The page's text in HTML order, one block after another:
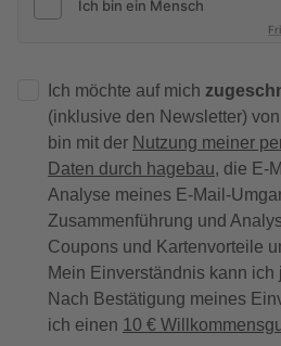
Ich möchte auf mich
(inklusive den Newsletter)
bin mit der Nutzung meiner
Daten durch hagebau, die E-
Analyse meines E-Mail-
Zusammenführung und
Coupons und Kartenvorteile
Mein Einverständnis kann ich
Nach Bestätigung meines
ich einen 10 €